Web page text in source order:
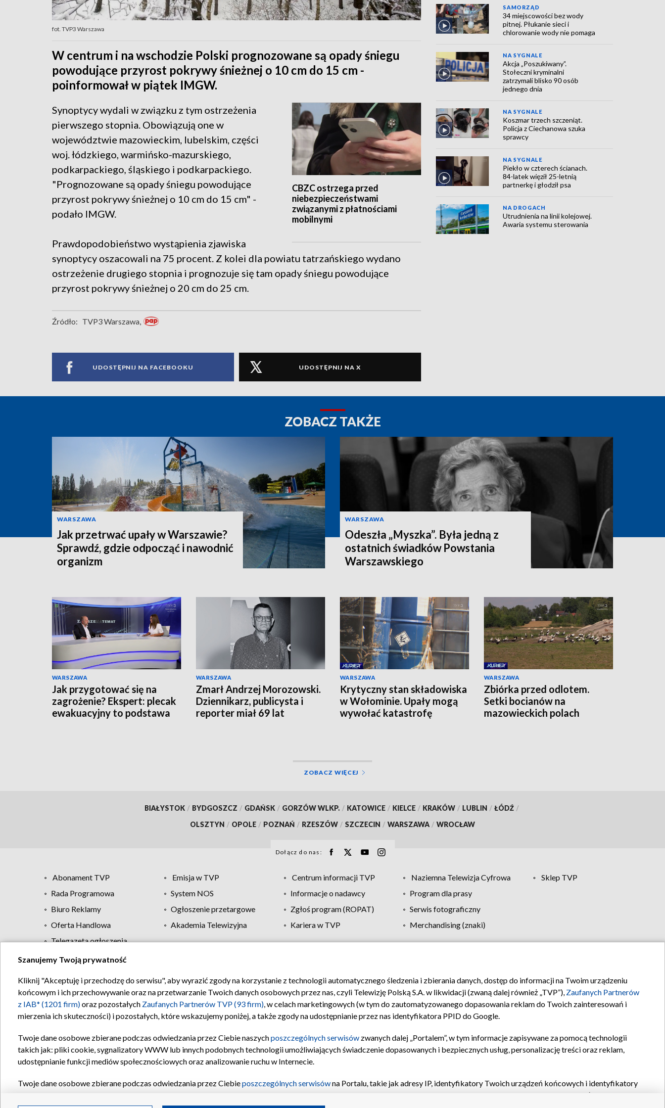
fot. TVP3 Warszawa
W centrum i na wschodzie Polski prognozowane są opady śniegu
powodujące przyrost pokrywy śnieżnej o 10 cm do 15 cm -
poinformował w piątek IMGW.
CBZC ostrzega przed
niebezpieczeństwami
związanymi z płatnościami
mobilnymi
Synoptycy wydali w związku z tym ostrzeżenia
pierwszego stopnia. Obowiązują one w
województwie mazowieckim, lubelskim, części
woj. łódzkiego, warmińsko-mazurskiego,
podkarpackiego, śląskiego i podkarpackiego.
"Prognozowane są opady śniegu powodujące
przyrost pokrywy śnieżnej o 10 cm do 15 cm" -
podało IMGW.
Prawdopodobieństwo wystąpienia zjawiska
synoptycy oszacowali na 75 procent. Z kolei dla powiatu tatrzańskiego wydano
ostrzeżenie drugiego stopnia i prognozuje się tam opady śniegu powodujące
przyrost pokrywy śnieżnej o 20 cm do 25 cm.
Źródło: TVP3 Warszawa,
UDOSTĘPNIJ NA FACEBOOKU UDOSTĘPNIJ NA X
SAMORZĄD
34 miejscowości bez wody
pitnej. Płukanie sieci i
chlorowanie wody nie pomaga
NA SYGNALE
Akcja „Poszukiwany”.
Stołeczni kryminalni
zatrzymali blisko 90 osób
jednego dnia
NA SYGNALE
Koszmar trzech szczeniąt.
Policja z Ciechanowa szuka
sprawcy
NA SYGNALE
Piekło w czterech ścianach.
84-latek więził 25-letnią
partnerkę i głodził psa
NA DROGACH
Utrudnienia na linii kolejowej.
Awaria systemu sterowania
ZOBACZ TAKŻE
WARSZAWA
Jak przetrwać upały w Warszawie?
Sprawdź, gdzie odpocząć i nawodnić
organizm
WARSZAWA
Odeszła „Myszka”. Była jedną z
ostatnich świadków Powstania
Warszawskiego
WARSZAWA
Jak przygotować się na
zagrożenie? Ekspert: plecak
ewakuacyjny to podstawa
WARSZAWA
Zmarł Andrzej Morozowski.
Dziennikarz, publicysta i
reporter miał 69 lat
WARSZAWA
Krytyczny stan składowiska
w Wołominie. Upały mogą
wywołać katastrofę
WARSZAWA
Zbiórka przed odlotem.
Setki bocianów na
mazowieckich polach
ZOBACZ WIĘCEJ
BIAŁYSTOK / BYDGOSZCZ / GDAŃSK / GORZÓW WLKP. / KATOWICE / KIELCE / KRAKÓW / LUBLIN / ŁÓDŹ /
OLSZTYN / OPOLE / POZNAŃ / RZESZÓW / SZCZECIN / WARSZAWA / WROCŁAW
Dołącz do nas:
Abonament TVP Emisja w TVP Centrum informacji TVP Naziemna Telewizja Cyfrowa
Sklep TVP
Rada Programowa
System NOS Informacje o nadawcy
Program dla prasy
Biuro Reklamy
Ogłoszenie przetargowe Zgłoś program (ROPAT)
Serwis fotograficzny
Oferta Handlowa
Akademia Telewizyjna Kariera w TVP
Merchandising (znaki)
Telegazeta ogłoszenia
Regulamin TVP Polityka prywatności Moje zgody Pomoc Biuro reklamy Kontakt
Szanujemy Twoją prywatność
Kliknij "Akceptuję i przechodzę do serwisu", aby wyrazić zgody na korzystanie z technologii automatycznego śledzenia i zbierania danych, dostęp do informacji na Twoim urządzeniu
końcowym i ich przechowywanie oraz na przetwarzanie Twoich danych osobowych przez nas, czyli Telewizję Polską S.A. w likwidacji (zwaną dalej również „TVP”), Zaufanych Partnerów
z IAB* (1201 firm)oraz pozostałych Zaufanych Partnerów TVP (93 firm), w celach marketingowych (w tym do zautomatyzowanego dopasowania reklam do Twoich zainteresowań i
mierzenia ich skuteczności) i pozostałych, które wskazujemy poniżej, a także zgody na udostępnianie przez nas identyfikatora PPID do Google.
Twoje dane osobowe zbierane podczas odwiedzania przez Ciebie naszychposzczególnych serwisów zwanych dalej „Portalem”, w tym informacje zapisywane za pomocą technologii
takich jak: pliki cookie, sygnalizatory WWW lub innych podobnych technologii umożliwiających świadczenie dopasowanych i bezpiecznych usług, personalizację treści oraz reklam,
udostępnianie funkcji mediów społecznościowych oraz analizowanie ruchu w Internecie.
Twoje dane osobowe zbierane podczas odwiedzania przez Ciebieposzczególnych serwisówna Portalu, takie jak adresy IP, identyfikatory Twoich urządzeń końcowych i identyfikatory
oraz pozostałych